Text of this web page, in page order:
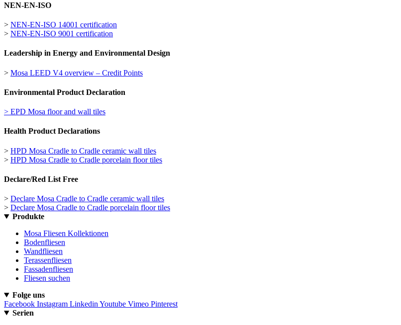
NEN-EN-ISO
> NEN-EN-ISO 14001 certification
> NEN-EN-ISO 9001 certification
Leadership in Energy and Environmental Design
> Mosa LEED V4 overview – Credit Points
Environmental Product Declaration
> EPD Mosa floor and wall tiles
Health Product Declarations
> HPD Mosa Cradle to Cradle ceramic wall tiles
> HPD Mosa Cradle to Cradle porcelain floor tiles
Declare/Red List Free
> Declare Mosa Cradle to Cradle ceramic wall tiles
> Declare Mosa Cradle to Cradle porcelain floor tiles
Produkte
Mosa Fliesen Kollektionen
Bodenfliesen
Wandfliesen
Terassenfliesen
Fassadenfliesen
Fliesen suchen
Folge uns
Facebook Instagram Linkedin Youtube Vimeo Pinterest
Serien